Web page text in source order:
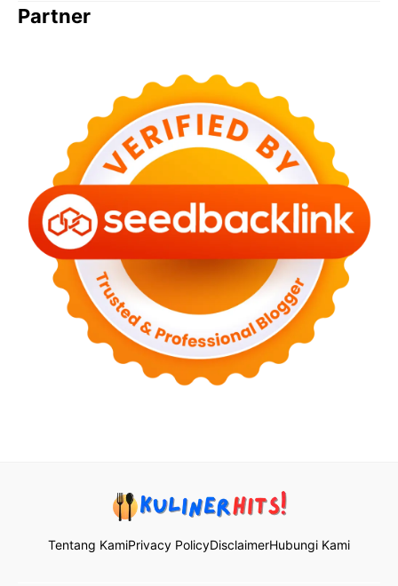
Partner
Tentang KamiPrivacy PolicyDisclaimerHubungi Kami